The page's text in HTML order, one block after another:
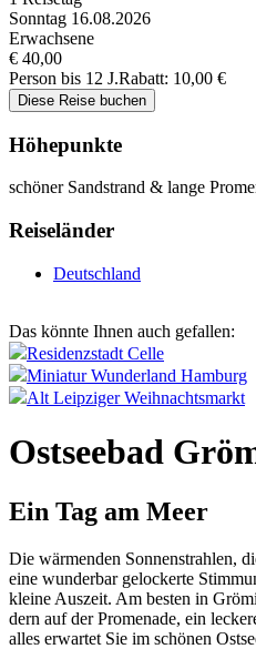
Sonntag 16.08.2026
Erwachsene
€ 40,00
Person bis 12 J.Rabatt: 10,00 €
Höhepunkte
schöner Sandstrand & lange
Reiseländer
Deutschland
Das könnte Ihnen auch gefallen:
Residenzstadt Celle
Miniatur Wunderland Hamburg
Alt Leipziger Weihnachtsmarkt
Ostseebad
Ein Tag am Meer
Die wärmen­den Son­nenst­rahlen,
eine wun­der­bar geloc­kerte
kleine Aus­zeit. Am besten in
dern auf der Promenade, ein
alles erwar­tet Sie im schönen